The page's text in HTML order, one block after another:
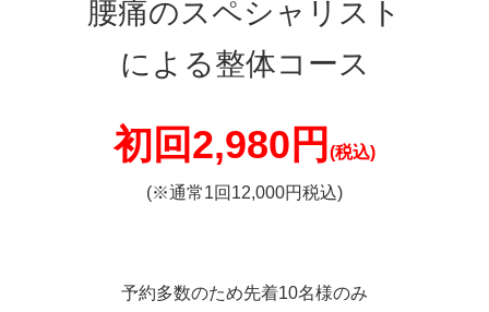
上記の①②が原因であれば筋肉の硬さを改善したり身体の歪
みを改善することで坐骨神経痛は改善されます。
どの症状で重篤な症状の場合は病院では手術を勧められる場
合がございます。